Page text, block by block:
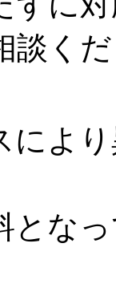
談く
によ
とな